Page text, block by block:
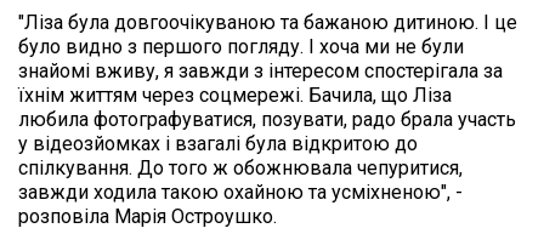
"Ліза була довгоочікуваною та бажаною дитиною. І це
було видно з першого погляду. І хоча ми не були
знайомі вживу, я завжди з інтересом спостерігала за
їхнім життям через соцмережі. Бачила, що Ліза
любила фотографуватися, позувати, радо брала участь
у відеозйомках і взагалі була відкритою до
спілкування. До того ж обожнювала чепуритися,
завжди ходила такою охайною та усміхненою", -
розповіла Марія Остроушко.